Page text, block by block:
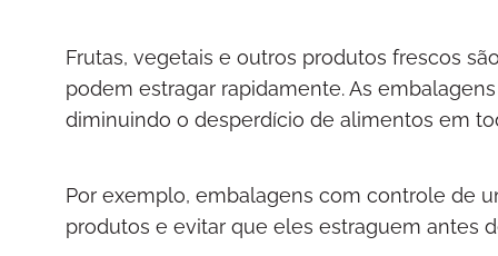
Frutas, vegetais e outros produtos frescos
podem estragar rapidamente. As
diminuindo o desperdício de alimentos em
Por exemplo, embalagens com controle de
produtos e evitar que eles estraguem antes